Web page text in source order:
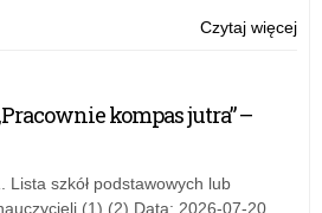
Czytaj więcej
kompas jutra” –
Lista szkół podstawowych lub
(1) (2) Data: 2026-07-20,